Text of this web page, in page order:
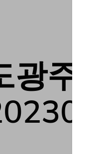
광주